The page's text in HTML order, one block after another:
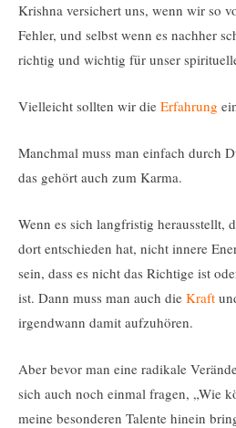
Krishna versichert uns, wenn wir so
Fehler, und selbst wenn es nachher
richtig und wichtig für unser
Vielleicht sollten wir die Erfahrung
Manchmal muss man einfach durch
das gehört auch zum Karma.
Wenn es sich langfristig herausstellt,
dort entschieden hat, nicht innere
sein, dass es nicht das Richtige ist
ist. Dann muss man auch die Kraft
irgendwann damit aufzuhören.
Aber bevor man eine radikale
sich auch noch einmal fragen, „Wie
meine besonderen Talente hinein